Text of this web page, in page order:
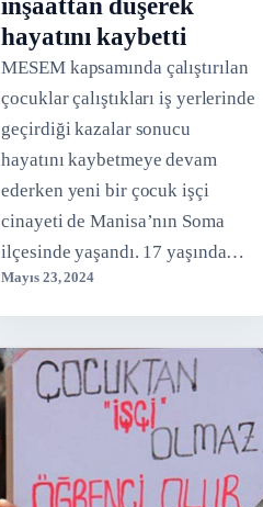
inşaattan düşerek
hayatını kaybetti
MESEM kapsamında çalıştırılan
çocuklar çalıştıkları iş yerlerinde
geçirdiği kazalar sonucu
hayatını kaybetmeye devam
ederken yeni bir çocuk işçi
cinayeti de Manisa’nın Soma
ilçesinde yaşandı. 17 yaşında
Alperen Eren Ural MESEM
kapsamında stajyer ...
Mayıs 23, 2024